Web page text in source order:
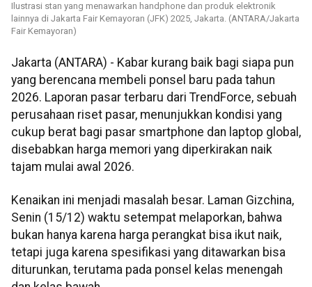
Ilustrasi stan yang menawarkan handphone dan produk elektronik
lainnya di Jakarta Fair Kemayoran (JFK) 2025, Jakarta. (ANTARA/Jakarta
Fair Kemayoran)
Jakarta (ANTARA) - Kabar kurang baik bagi siapa pun
yang berencana membeli ponsel baru pada tahun
2026. Laporan pasar terbaru dari TrendForce, sebuah
perusahaan riset pasar, menunjukkan kondisi yang
cukup berat bagi pasar smartphone dan laptop global,
disebabkan harga memori yang diperkirakan naik
tajam mulai awal 2026.
Kenaikan ini menjadi masalah besar. Laman Gizchina,
Senin (15/12) waktu setempat melaporkan, bahwa
bukan hanya karena harga perangkat bisa ikut naik,
tetapi juga karena spesifikasi yang ditawarkan bisa
diturunkan, terutama pada ponsel kelas menengah